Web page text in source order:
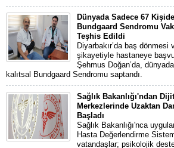
Dünyada Sadece 67
Bundgaard Sendromu
Teşhis Edildi
Diyarbakır’da baş dönmesi
şikayetiyle hastaneye
Şehmus Doğan’da,
kalıtsal Bundgaard Sendromu saptandı.
Sağlık Bakanlığı'ndan
Merkezlerinde Uzaktan
Başladı
Sağlık Bakanlığı'nca
Hasta Değerlendirme
vatandaşlar; psikolojik